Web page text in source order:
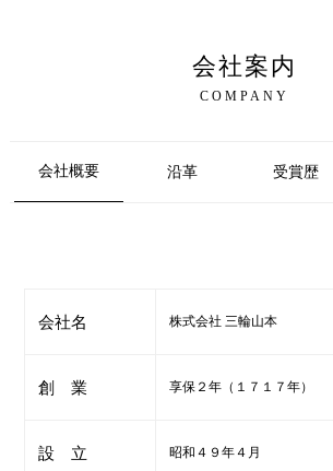
会社案内
COMPANY
会社概要 沿革 受賞歴
会社名 株式会社 三輪山本
創 業 享保２年（１７１７年）
設 立 昭和４９年４月